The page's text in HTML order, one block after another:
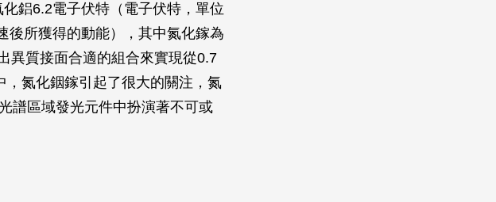
鋁6.2電子伏特（電子伏特，單位
後所獲得的動能），其中氮化鎵為
異質接面合適的組合來實現從0.7
氮化銦鎵引起了很大的關注，氮
譜區域發光元件中扮演著不可或